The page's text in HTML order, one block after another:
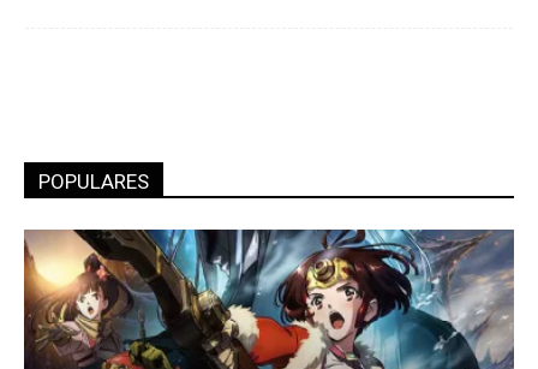
POPULARES